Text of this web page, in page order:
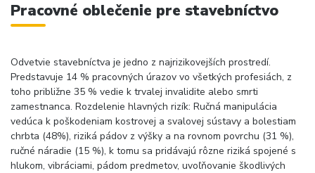
Pracovné oblečenie pre stavebníctvo
Odvetvie stavebníctva je jedno z najrizikovejších prostredí.
Predstavuje 14 % pracovných úrazov vo všetkých profesiách, z
toho približne 35 % vedie k trvalej invalidite alebo smrti
zamestnanca. Rozdelenie hlavných rizík: Ručná manipulácia
vedúca k poškodeniam kostrovej a svalovej sústavy a bolestiam
chrbta (48%), riziká pádov z výšky a na rovnom povrchu (31 %),
ručné náradie (15 %), k tomu sa pridávajú rôzne riziká spojené s
hlukom, vibráciami, pádom predmetov, uvoľňovanie škodlivých